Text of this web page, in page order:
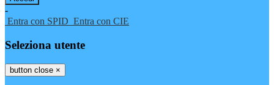
-
Entra con SPID Entra con CIE
Seleziona utente
button close ×